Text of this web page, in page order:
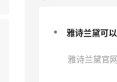
雅诗兰黛可
雅诗兰黛官